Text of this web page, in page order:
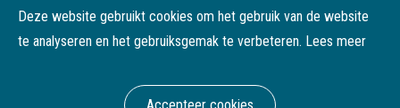
Deze website gebruikt cookies om het gebruik van de website
te analyseren en het gebruiksgemak te verbeteren. Lees meer
België